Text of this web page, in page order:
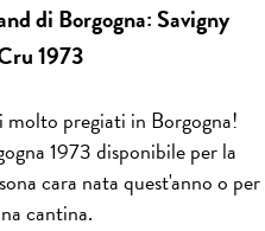
di Borgogna: Savigny
1973
molto pregiati in Borgogna!
1973 disponibile per la
cara nata quest'anno o per
cantina.